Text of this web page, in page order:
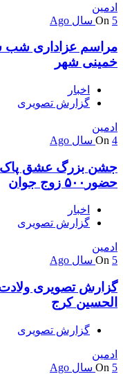
ادمین
On 5 سال Ago
مراسم عزاداری شب
خمینی شهر
اخبار
گزارش تصویری
ادمین
On 4 سال Ago
جشن بزرگ عشق پاک
حضور۵۰۰ زوج جوان
اخبار
گزارش تصویری
ادمین
On 5 سال Ago
گزارش تصویری
الحسین کرج
گزارش تصویری
ادمین
On 5 سال Ago